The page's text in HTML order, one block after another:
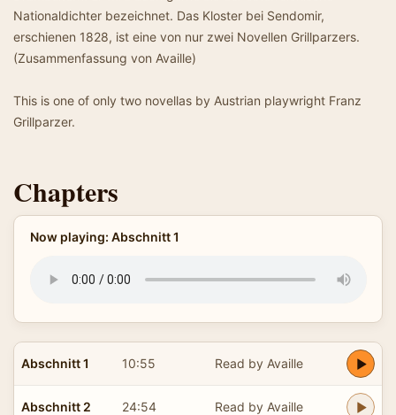
Nationaldichter bezeichnet. Das Kloster bei Sendomir,
erschienen 1828, ist eine von nur zwei Novellen Grillparzers.
(Zusammenfassung von Availle)
This is one of only two novellas by Austrian playwright Franz
Grillparzer.
Chapters
Now playing: Abschnitt 1
Abschnitt 1 10:55 Read by Availle
Abschnitt 2 24:54 Read by Availle